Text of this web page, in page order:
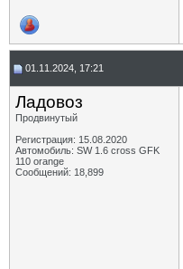
01.11.2024, 17:21
Ладовоз
Продвинутый
Регистрация: 15.08.2020
Автомобиль: SW 1.6 cross GFK
110 orange
Сообщений: 18,899